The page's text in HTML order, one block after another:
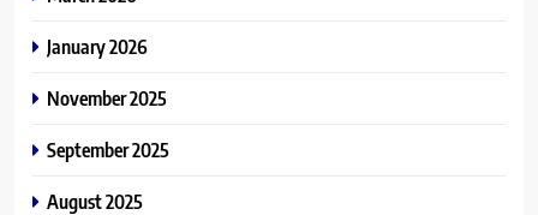
January 2026
November 2025
September 2025
August 2025